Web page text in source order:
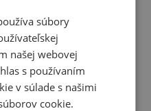
súbory
našej webovej
s používaním
v súlade s našimi
cookie.